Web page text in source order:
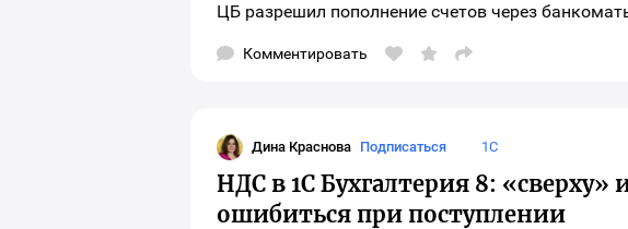
ЦБ разрешил пополнение счетов через
Комментировать
Открыть
для
материала
Дина Краснова
Дина Краснова Подписаться 1С
НДС в 1С Бухгалтерия 8:
ошибиться при поступлении